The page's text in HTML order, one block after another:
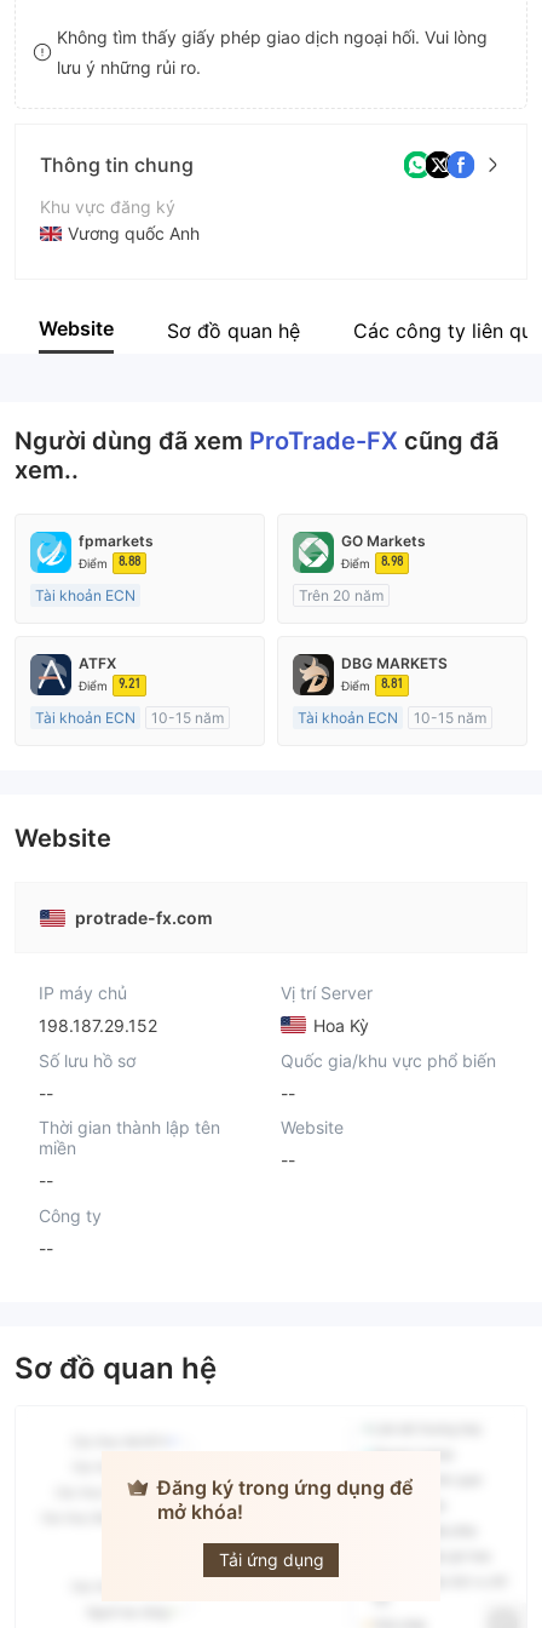
8
9
Không tìm thấy giấy phép giao dịch ngoại hối. Vui lòng
lưu ý những rủi ro.
Thông tin chung
Khu vực đăng ký
Vương quốc Anh
Tên công ty
Website Sơ đồ quan hệ Các công ty liên
Người dùng đã xem ProTrade-FX cũng đã
xem..
fpmarkets
Điểm 8.88
Tài khoản ECN
Đăng ký tại Nước Úc
MT4 Chính thức
GO Markets
Điểm 8.98
Trên 20 năm
cTrader
ATFX
Điểm 9.21
Tài khoản ECN
10-15 năm
DBG MARKETS
Điểm 8.81
Tài khoản ECN
10-15 năm
Website
protrade-fx.com
IP máy chủ
198.187.29.152
Vị trí Server
Hoa Kỳ
Số lưu hồ sơ
--
Quốc gia/khu vực phổ biến
--
Thời gian thành lập tên
miền
--
Website
--
Công ty
--
Sơ đồ quan hệ
Đăng ký trong ứng dụng để
mở khóa!
Tải ứng dụng
ProTrade-